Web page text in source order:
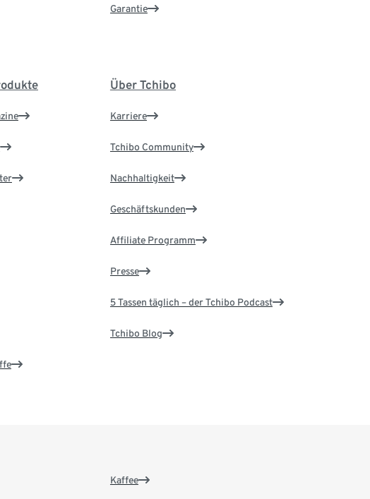
Garantie
Über Tchibo
Karriere
Tchibo Community
Nachhaltigkeit
Geschäftskunden
Affiliate Programm
Presse
5 Tassen täglich – der Tchibo Podcast
Tchibo Blog
Kaffee